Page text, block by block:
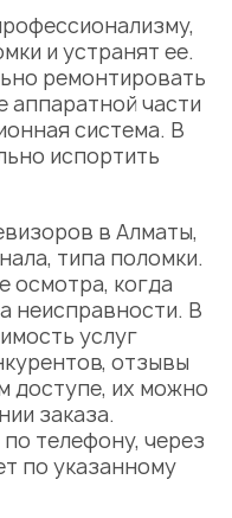
и устранят ее.
ремонтировать
аппаратной части
система. В
испортить
в Алматы,
типа поломки.
осмотра, когда
неисправности. В
услуг
отзывы
доступе, их можно
заказа.
телефону, через
по указанному